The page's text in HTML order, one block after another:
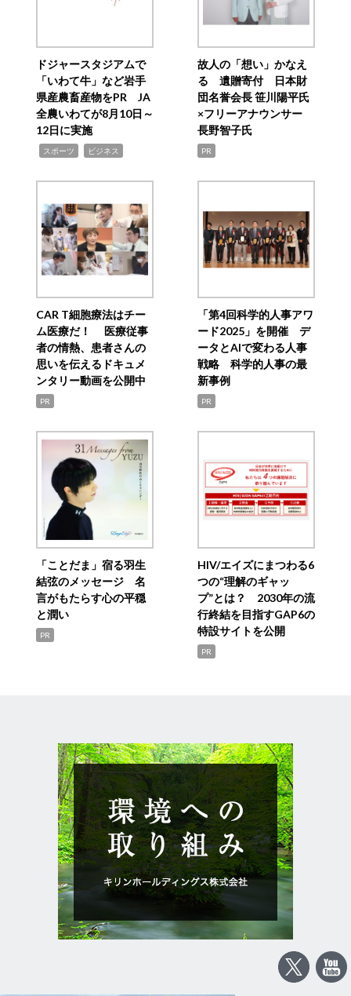
ドジャースタジアムで
「いわて牛」など岩手
県産農畜産物をPR JA
全農いわてが8月10日～
12日に実施
スポーツ ビジネス
故人の「想い」かなえ
る 遺贈寄付 日本財
団名誉会長 笹川陽平氏
×フリーアナウンサー
長野智子氏
PR
CAR T細胞療法はチー
ム医療だ！ 医療従事
者の情熱、患者さんの
思いを伝えるドキュメ
ンタリー動画を公開中
PR
「第4回科学的人事アワ
ード2025」を開催 デ
ータとAIで変わる人事
戦略 科学的人事の最
新事例
PR
「ことだま」宿る羽生
結弦のメッセージ 名
言がもたらす心の平穏
と潤い
PR
HIV/エイズにまつわる6
つの“理解のギャッ
プ”とは？ 2030年の流
行終結を目指すGAP6の
特設サイトを公開
PR